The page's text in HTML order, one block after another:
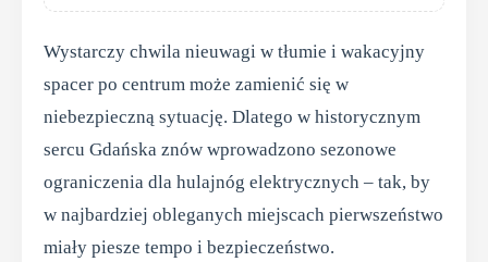
Wystarczy chwila nieuwagi w tłumie i wakacyjny
spacer po centrum może zamienić się w
niebezpieczną sytuację. Dlatego w historycznym
sercu Gdańska znów wprowadzono sezonowe
ograniczenia dla hulajnóg elektrycznych – tak, by
w najbardziej obleganych miejscach pierwszeństwo
miały piesze tempo i bezpieczeństwo.